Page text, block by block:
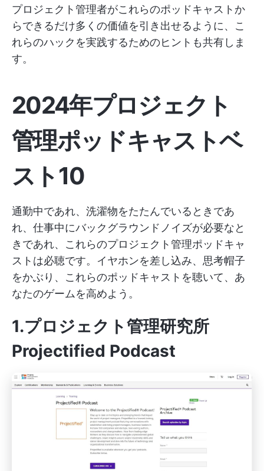
プロジェクト管理者がこれらのポッドキャストか
らできるだけ多くの価値を引き出せるように、こ
れらのハックを実践するためのヒントも共有しま
す。
2024年プロジェクト
管理ポッドキャストベ
スト10
通勤中であれ、洗濯物をたたんでいるときであ
れ、仕事中にバックグラウンドノイズが必要なと
きであれ、これらのプロジェクト管理ポッドキャ
ストは必聴です。イヤホンを差し込み、思考帽子
をかぶり、これらのポッドキャストを聴いて、あ
なたのゲームを高めよう。
1.プロジェクト管理研究所
Projectified Podcast